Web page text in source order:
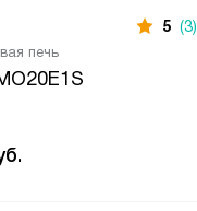
5 (3)
печь